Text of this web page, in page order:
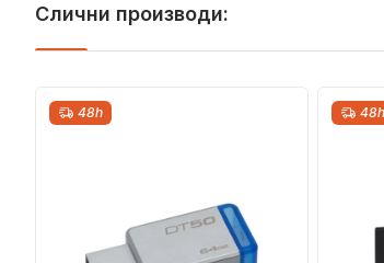
Слични производи:
48h 48h